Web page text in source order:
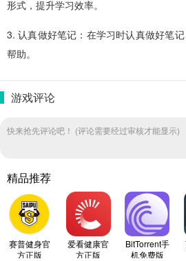
形式，提升学习效率。
3. 认真做好笔记：在学习时认真做好笔
帮助。
游戏评论
快来抢先评论吧！ (评论需要经过审核才能显示)
精品推荐
赛普健身官
方正版
爱看健康官
方正版
BitTorrent手
机免费版